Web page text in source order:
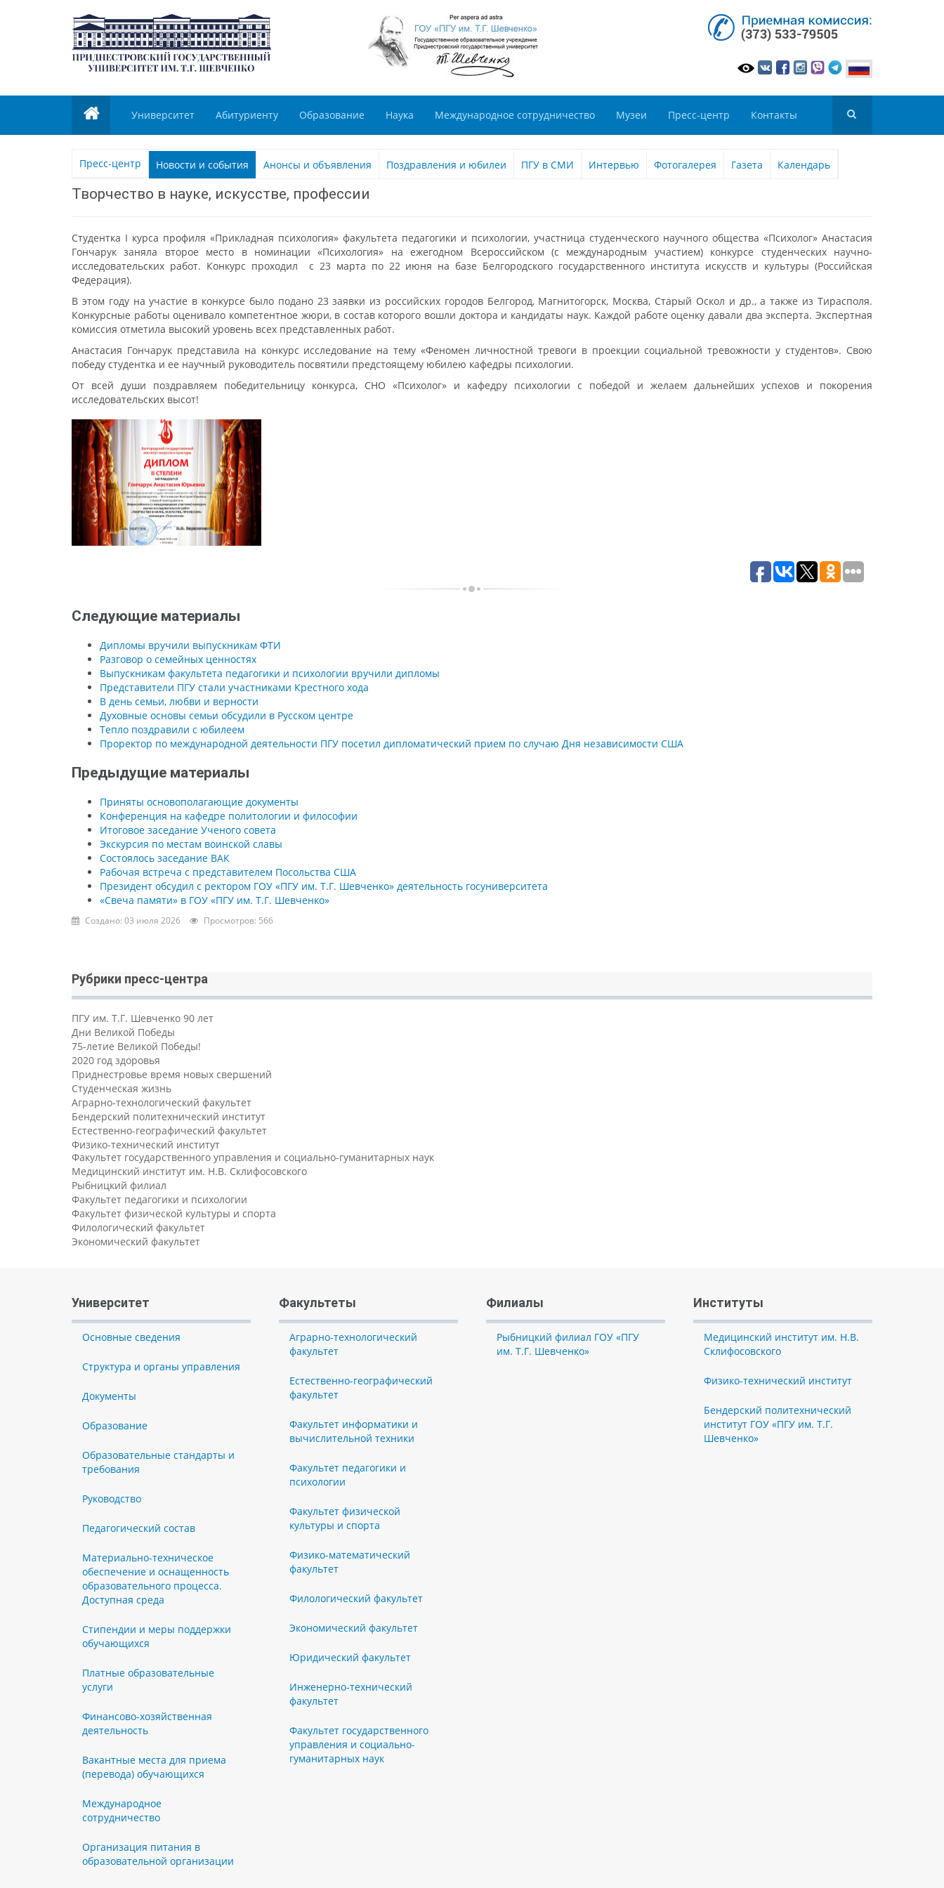
Университет Абитуриенту Образование Наука Международное сотрудничество Музеи Пресс-центр Контакты
Пресс-центр Новости и события Анонсы и объявления Поздравления и юбилеи ПГУ в СМИ Интервью Фотогалерея Газета Календарь
Творчество в науке, искусстве, профессии
Студентка I курса профиля «Прикладная психология» факультета педагогики и психологии, участница студенческого научного общества «Психолог» Анастасия
Гончарук заняла второе место в номинации «Психология» на ежегодном Всероссийском (с международным участием) конкурсе студенческих научно-
исследовательских работ. Конкурс проходил с 23 марта по 22 июня на базе Белгородского государственного института искусств и культуры (Российская
Федерация).
В этом году на участие в конкурсе было подано 23 заявки из российских городов Белгород, Магнитогорск, Москва, Старый Оскол и др., а также из Тирасполя.
Конкурсные работы оценивало компетентное жюри, в состав которого вошли доктора и кандидаты наук. Каждой работе оценку давали два эксперта. Экспертная
комиссия отметила высокий уровень всех представленных работ.
Анастасия Гончарук представила на конкурс исследование на тему «Феномен личностной тревоги в проекции социальной тревожности у студентов». Свою
победу студентка и ее научный руководитель посвятили предстоящему юбилею кафедры психологии.
От всей души поздравляем победительницу конкурса, СНО «Психолог» и кафедру психологии с победой и желаем дальнейших успехов и покорения
исследовательских высот!
Следующие материалы
Дипломы вручили выпускникам ФТИ
Разговор о семейных ценностях
Выпускникам факультета педагогики и психологии вручили дипломы
Представители ПГУ стали участниками Крестного хода
В день семьи, любви и верности
Духовные основы семьи обсудили в Русском центре
Тепло поздравили с юбилеем
Проректор по международной деятельности ПГУ посетил дипломатический прием по случаю Дня независимости США
Предыдущие материалы
Приняты основополагающие документы
Конференция на кафедре политологии и философии
Итоговое заседание Ученого совета
Экскурсия по местам воинской славы
Состоялось заседание ВАК
Рабочая встреча с представителем Посольства США
Президент обсудил с ректором ГОУ «ПГУ им. Т.Г. Шевченко» деятельность госуниверситета
«Свеча памяти» в ГОУ «ПГУ им. Т.Г. Шевченко»
Создано: 03 июля 2026 Просмотров: 566
Рубрики пресс-центра
ПГУ им. Т.Г. Шевченко 90 лет
Дни Великой Победы
75-летие Великой Победы!
2020 год здоровья
Приднестровье время новых свершений
Студенческая жизнь
Аграрно-технологический факультет
Бендерский политехнический институт
Естественно-географический факультет
Физико-технический институт
Факультет государственного управления и социально-гуманитарных наук
Медицинский институт им. Н.В. Склифосовского
Рыбницкий филиал
Факультет педагогики и психологии
Факультет физической культуры и спорта
Филологический факультет
Экономический факультет
Университет
Основные сведения
Структура и органы управления
Документы
Образование
Образовательные стандарты и
требования
Руководство
Педагогический состав
Материально-техническое
обеспечение и оснащенность
образовательного процесса.
Доступная среда
Стипендии и меры поддержки
обучающихся
Платные образовательные
услуги
Финансово-хозяйственная
деятельность
Вакантные места для приема
(перевода) обучающихся
Международное
сотрудничество
Организация питания в
образовательной организации
Факультеты
Аграрно-технологический
факультет
Естественно-географический
факультет
Факультет информатики и
вычислительной техники
Факультет педагогики и
психологии
Факультет физической
культуры и спорта
Физико-математический
факультет
Филологический факультет
Экономический факультет
Юридический факультет
Инженерно-технический
факультет
Факультет государственного
управления и социально-
гуманитарных наук
Филиалы
Рыбницкий филиал ГОУ «ПГУ
им. Т.Г. Шевченко»
Институты
Медицинский институт им. Н.В.
Склифосовского
Физико-технический институт
Бендерский политехнический
институт ГОУ «ПГУ им. Т.Г.
Шевченко»